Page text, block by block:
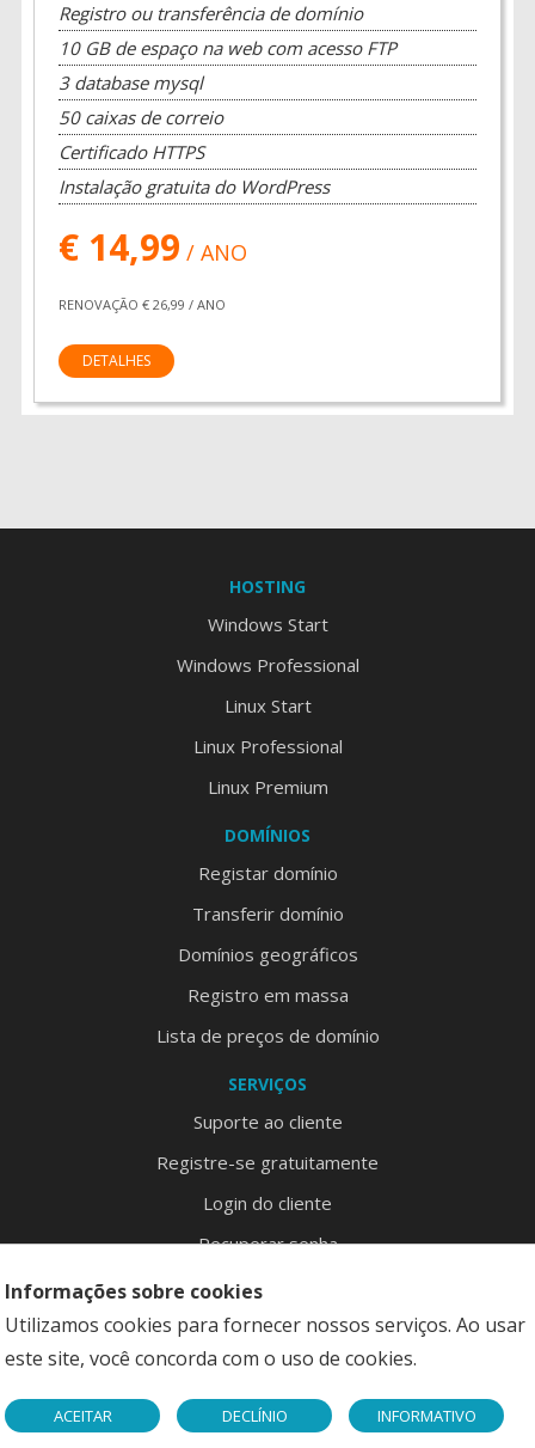
Registro ou transferência de domínio
10 GB de espaço na web com acesso FTP
3 database mysql
50 caixas de correio
Certificado HTTPS
Instalação gratuita do WordPress
€ 14,99 / ANO
RENOVAÇÃO € 26,99 / ANO
DETALHES
HOSTING
Windows Start
Windows Professional
Linux Start
Linux Professional
Linux Premium
DOMÍNIOS
Registar domínio
Transferir domínio
Domínios geográficos
Registro em massa
Lista de preços de domínio
SERVIÇOS
Suporte ao cliente
Registre-se gratuitamente
Login do cliente
Recuperar senha
Mapa do site
Informações sobre cookies
Utilizamos cookies para fornecer nossos serviços. Ao usar
este site, você concorda com o uso de cookies.
ACEITAR DECLÍNIO INFORMATIVO